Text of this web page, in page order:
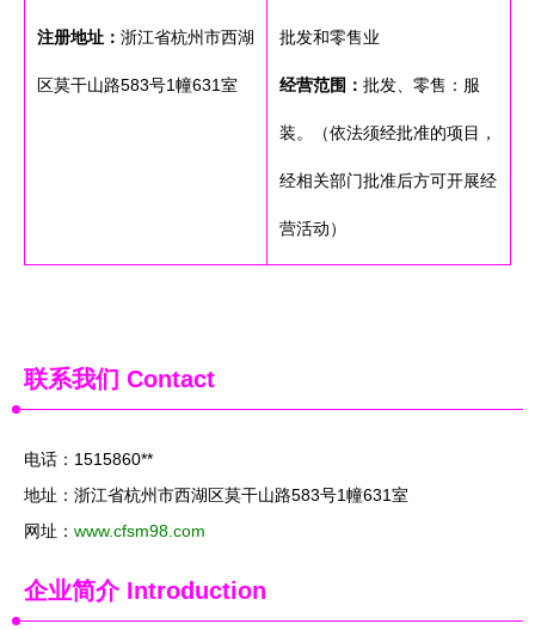
注册地址： 浙江省杭州市西湖
区莫干山路583号1幢631室
批发和零售业
经营范围： 批发、零售：服
装。（依法须经批准的项目，
经相关部门批准后方可开展经
营活动）
联系我们 Contact
电话：1515860**
地址：浙江省杭州市西湖区莫干山路583号1幢631室
网址： www.cfsm98.com
企业简介Introduction